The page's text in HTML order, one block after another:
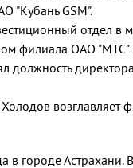
"Кубань GSM".
отдел
филиала ОАО "МТС"
должность
городе Астрахани.